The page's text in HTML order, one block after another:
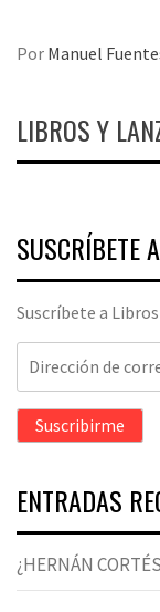
Por Manuel
LIBROS Y
SUSCRÍBETE
Suscríbete a
Dirección
de
correo
electrónico
Suscribirme
ENTRADAS
¿HERNÁN